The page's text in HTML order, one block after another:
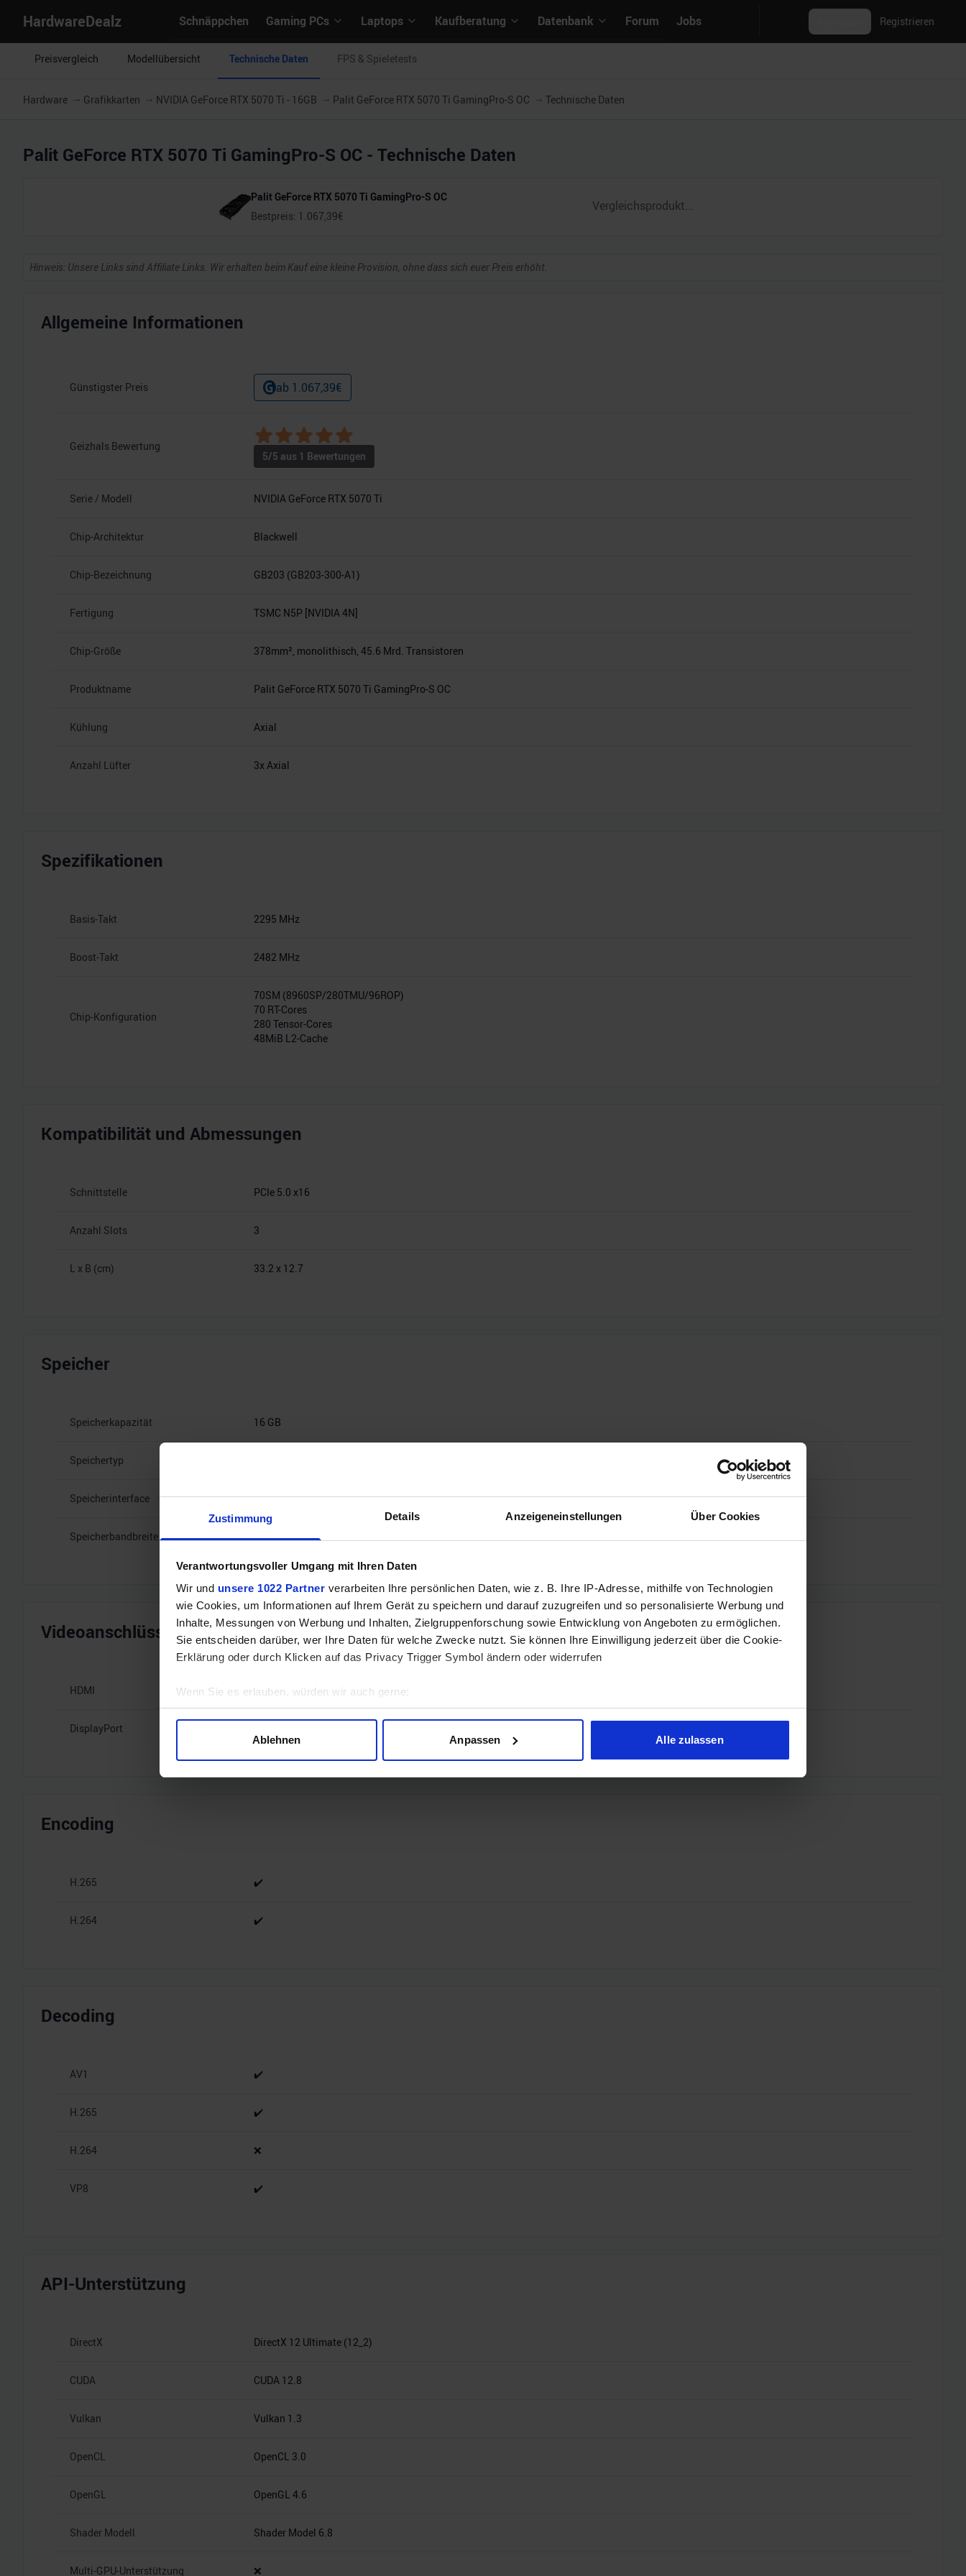
Zustimmung Details Anzeigeneinstellungen Über Cookies
Verantwortungsvoller Umgang mit Ihren Daten
Wir und unsere 1022 Partner verarbeiten Ihre persönlichen Daten, wie z. B. Ihre IP-Adresse, mithilfe von Technologien
wie Cookies, um Informationen auf Ihrem Gerät zu speichern und darauf zuzugreifen und so personalisierte Werbung und
Inhalte, Messungen von Werbung und Inhalten, Zielgruppenforschung sowie Entwicklung von Angeboten zu ermöglichen.
Sie entscheiden darüber, wer Ihre Daten für welche Zwecke nutzt. Sie können Ihre Einwilligung jederzeit über die Cookie-
Erklärung oder durch Klicken auf das Privacy Trigger Symbol ändern oder widerrufen
Wenn Sie es erlauben, würden wir auch gerne:
Informationen über Ihre geografische Lage erfassen, welche bis auf einige Meter genau sein können
Erfahren Sie mehr darüber, wie Ihre persönlichen Daten verarbeitet werden, und legen Sie Ihre Präferenzen im
Ablehnen Anpassen Alle zulassen
HardwareDealz Schnäppchen Gaming PCs Laptops Kaufberatung Datenbank Forum Jobs Registrieren
Preisvergleich Modellübersicht Technische Daten FPS & Spieletests
Hardware Grafikkarten NVIDIA GeForce RTX 5070 Ti - 16GB Palit GeForce RTX 5070 Ti GamingPro-S OC Technische Daten
Palit GeForce RTX 5070 Ti GamingPro-S OC - Technische Daten
Palit GeForce RTX 5070 Ti GamingPro-S OC
Bestpreis: 1.067,39€
Hinweis: Unsere Links sind Affiliate Links. Wir erhalten beim Kauf eine kleine Provision, ohne dass sich euer Preis erhöht.
Allgemeine Informationen
Günstigster Preis ab 1.067,39€
Geizhals Bewertung
5/5 aus 1 Bewertungen
Serie / Modell NVIDIA GeForce RTX 5070 Ti
Chip-Architektur Blackwell
Chip-Bezeichnung GB203 (GB203-300-A1)
Fertigung TSMC N5P [NVIDIA 4N]
Chip-Größe 378mm², monolithisch, 45.6 Mrd. Transistoren
Produktname Palit GeForce RTX 5070 Ti GamingPro-S OC
Kühlung Axial
Anzahl Lüfter 3x Axial
Spezifikationen
Basis-Takt 2295 MHz
Boost-Takt 2482 MHz
Chip-Konfiguration
70SM (8960SP/280TMU/96ROP)
70 RT-Cores
280 Tensor-Cores
48MiB L2-Cache
Kompatibilität und Abmessungen
Schnittstelle PCIe 5.0 x16
Anzahl Slots 3
L x B (cm) 33.2 x 12.7
Speicher
Speicherkapazität 16 GB
Speichertyp
Speicherinterface 256
Speicherbandbreite 28 Gbps
Videoanschlüsse
HDMI 1x HDMI 2.1b
DisplayPort
Encoding
H.265 ✔️
H.264 ✔️
Decoding
AV1 ✔️
H.265 ✔️
H.264 ❌
VP8 ✔️
API-Unterstützung
DirectX DirectX 12 Ultimate (12_2)
CUDA CUDA 12.8
Vulkan Vulkan 1.3
OpenCL OpenCL 3.0
OpenGL OpenGL 4.6
Shader Modell Shader Model 6.8
Multi-GPU-Unterstützung ❌